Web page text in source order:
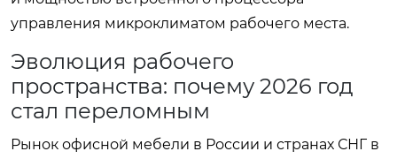
управления микроклиматом рабочего места.
Эволюция рабочего
пространства: почему 2026 год
стал переломным
Рынок офисной мебели в России и странах СНГ в